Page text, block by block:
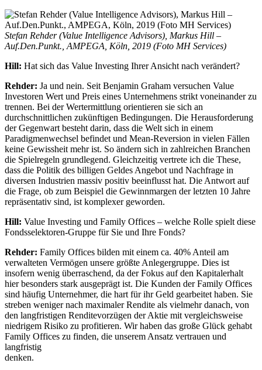
Stefan Rehder (Value Intelligence Advisors), Markus Hill –
Auf.Den.Punkt., AMPEGA, Köln, 2019 (Foto MH Services)
Hill: Hat sich das Value Investing Ihrer Ansicht nach verändert?
Rehder: Ja und nein. Seit Benjamin Graham versuchen Value
Investoren Wert und Preis eines Unternehmens strikt voneinander zu
trennen. Bei der Wertermittlung orientieren sie sich an
durchschnittlichen zukünftigen Bedingungen. Die Herausforderung
der Gegenwart besteht darin, dass die Welt sich in einem
Paradigmenwechsel befindet und Mean-Reversion in vielen Fällen
keine Gewissheit mehr ist. So ändern sich in zahlreichen Branchen
die Spielregeln grundlegend. Gleichzeitig vertrete ich die These,
dass die Politik des billigen Geldes Angebot und Nachfrage in
diversen Industrien massiv positiv beeinflusst hat. Die Antwort auf
die Frage, ob zum Beispiel die Gewinnmargen der letzten 10 Jahre
repräsentativ sind, ist komplexer geworden.
Hill: Value Investing und Family Offices – welche Rolle spielt diese
Fondsselektoren-Gruppe für Sie und Ihre Fonds?
Rehder: Family Offices bilden mit einem ca. 40% Anteil am
verwalteten Vermögen unsere größte Anlegergruppe. Dies ist
insofern wenig überraschend, da der Fokus auf den Kapitalerhalt
hier besonders stark ausgeprägt ist. Die Kunden der Family Offices
sind häufig Unternehmer, die hart für ihr Geld gearbeitet haben. Sie
streben weniger nach maximaler Rendite als vielmehr danach, von
den langfristigen Renditevorzügen der Aktie mit vergleichsweise
niedrigem Risiko zu profitieren. Wir haben das große Glück gehabt
Family Offices zu finden, die unserem Ansatz vertrauen und
langfristig